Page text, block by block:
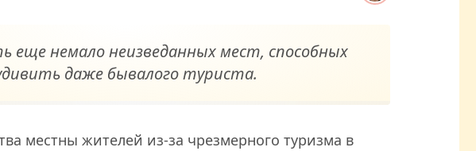
еще немало неизведанных мест, способных
даже бывалого туриста.
местны жителей из-за чрезмерного туризма в